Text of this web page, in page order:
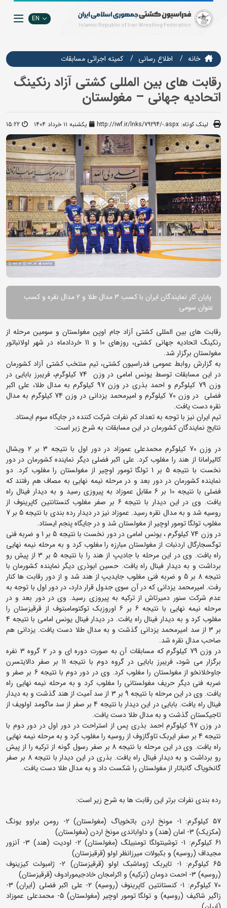
EN
خانه اطلاع رسانی كميته اجرائي مسابقات
رقابت های بین المللی کشتی آزاد رنکینگ
اتحادیه جهانی – مغولستان
لینک کوتاه: http://iwf.ir/lnks/79294/-.aspx یکشنبه ۱۱ خرداد ۱۴۰۴ 15:22
پایان کار نمایندگان ایران با کسب 3 مدال طلا و 2 مدال نقره و کسب
عنوان سومی
رقابت های بین المللی کشتی آزاد جام اوپن مغولستان و سومین مرحله از
رنکینگ اتحادیه جهانی کشتی، روزهای 10 و 11 خردادماه در شهر اولانباتور
مغولستان برگزار شد.
به گزارش روابط عمومی فدراسیون کشتی، تیم منتخب کشتی آزاد کشورمان
در این مسابقات توسط یونس امامی در وزن 74 کیلوگرم، فریبرز بابایی در
وزن 79 کیلوگرم و احمد بذری در وزن 97 کیلوگرم به مدال طلا، علی اکبر
فضلی در وزن 70 کیلوگرم و امیرمحمد یزدانی در وزن 74 کیلوگرم به مدال
نقره دست یافت.
تیم ایران نیز با توجه به تعداد کم نفرات شرکت کننده در جایگاه سوم ایستاد.
نتایج نمایندگان کشورمان در این مسابقات به شرح زیر است:
در وزن 70 کیلوگرم محمدعلی عموزاد در دور اول با نتیجه 3 بر 2 ویشال
کالیرامانا از هند را مغلوب کرد. علی اکبر فضلی دیگر نماینده کشورمان در دور
نخست با نتیجه 5 بر 1 تولگا تومور اوچیر از مغولستان را مغلوب کرد. دو
نماینده کشورمان در دور بعد و در مرحله نیمه نهایی به مصاف هم رفتند که
فضلی با نتیجه 10 بر 6 مقابل عموزاد به پیروزی رسید و به دیدار فینال راه
یافت. وی در این دیدار با نتیجه 6 بر صفر مغلوب کنستانتین کاپرینوف از
روسیه شد و به مدال نقره رسید. عموزاد نیز در دیدار رده بندی با نتیجه 5 بر 7
مغلوب تولگا تومور اوچیر از مغولستان شد و در جایگاه پنجم ایستاد.
در وزن 74 کیلوگرم ، یونس امامی در دور نخست با نتیجه 5 بر 1 و ضربه فنی
توگسجارگال اردنبات از مغولستان مبارزه را مغلوب کرد و به مرحله نیمه نهایی
راه یافت. وی در این مرحله با جادیپ از هند را با نتیجه 5 بر 3 از پیش رو
برداشت و به دیدار فینال راه یافت. حسین ابوذری دیگر نماینده کشورمان با
نتیجه 8 بر 5 و ضربه فنی مغلوب جایدیپ از هند شد و از دور رقابت ها کنار
رفت. امیرمحمد یزدانی که در آن سوی جدول قرار دارد، در دور اول با توجه به
عدم شرکت سنور دمیرتاش از ترکیه به پیروزی رسید. وی در دور بعد و در
مرحله نیمه نهایی با نتیجه 6 بر 6 اوروزبک توکتومامبتوف از قرقیزستان را
مغلوب کرد و به دیدار فینال راه یافت. در دیدار فینال یونس امامی با نتیجه 4
بر 3 از سد امیرمحمد یزدانی گذشت و به مدال طلا دست یافت. یزدانی هم
صاحب مدال نقره شد.
در وزن 79 کیلوگرم که مسابقات آن به صورت دوره ای و در 2 گروه 3 نفره
برگزار می شود، فریبرز بابایی در گروه دوم با نتیجه 11 بر صفر دالایتسرن
جاوخلانخو از مغولستان را مغلوب کرد. وی در دور دوم با نتیجه 6 بر صفر و
ضربه فنی دیگر حریف مغولستانی را مغلوب کرد و به مرحله نیمه نهایی راه
یافت. وی در این مرحله با نتیجه 9 بر 3 از سد آمیت از هند گذشت و به دیدار
فینال راه یافت. بابایی در این دیدار با نتیجه 4 بر صفر از سد ماگومد اولویف از
تاجیکستان گذشت و به مدال طلا دست یافت.
در وزن 97 کیلوگرم احمد بذری پس از استراحت در دور اول در دور دوم با
نتیجه 4 بر صفر ایربک تاوگازوف از روسیه را مغلوب کرد و به مرحله نیمه نهایی
راه یافت. وی در این مرحله با نتیجه 8 بر صفر رسول گونه از ترکیه را از پیش
رو برداشت و به دیدار فینال راه یافت. بذری در این دیدار با نتیجه 8 بر صفر
گانخویاگ گانباتار از مغولستان را شکست داد و به مدال طلا دست یافت.
رده بندی نفرات برتر این رقابت ها به شرح زیر است:
57 کیلوگرم: 1- مونخ اردن باتخویاگ (مغولستان) 2- رومن براوو یونگ
(مکزیک) 3- امان (هند) و داواباندی مونخ اردن (مغولستان)
61 کیلوگرم: 1- توشینتولگا تومنبیلگ (مغولستان) 2- اودیت (هند) 3- آنزور
مجیداف (روسیه) و بکبولات میرزانظر اولو (قرقیزستان)
65 کیلوگرم: 1- تایربک ژوماشبک اولو (قرقیزستان) 2- ژامبولت کیزینوف
(روسیه) 3- احمت دومان (ترکیه) و اکرامجان خادجیمورادوف (قرقیزستان)
70 کیلوگرم: 1- کنستانتین کاپرینوف (روسیه) 2- علی اکبر فضلی (ایران) 3-
زاگیر شاکیف (روسیه) و تولگا تومور اوچیر (مغولستان) 5- محمدعلی عموزاد